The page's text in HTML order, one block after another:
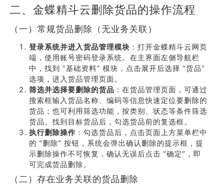
二、金蝶精斗云删除货品的操作流程
（一）常规货品删除（无业务关联）
登录系统并进入货品管理模块 ：打开金蝶精斗云网页
端，使用账号密码登录系统。在主界面左侧导航栏
中，找到 “基础资料” 模块，点击展开后选择 “货品”
选项，进入货品管理页面。
筛选并选择要删除的货品 ：在货品管理页面，可通过
搜索框输入货品名称、编码等信息快速定位要删除的
货品；也可利用筛选功能，按类别、状态等条件筛选
货品。找到目标货品后，勾选货品前的复选框。
执行删除操作 ：勾选货品后，点击页面上方菜单栏中
的 “删除” 按钮，系统会弹出确认删除的提示框，提
示删除操作不可恢复，确认无误后点击 “确定”，即
可完成货品删除。
（二）存在业务关联的货品删除